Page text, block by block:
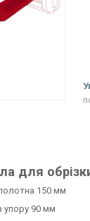
для
150 мм
упору 90 мм